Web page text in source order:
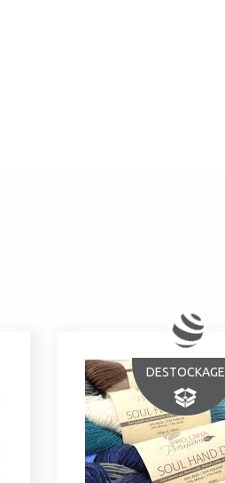
DESTOCKAGE